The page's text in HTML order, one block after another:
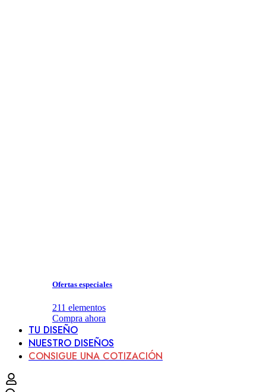
Ofertas especiales
211 elementos
Compra ahora
TU DISEÑO
NUESTRO DISEÑOS
CONSIGUE UNA COTIZACIÓN